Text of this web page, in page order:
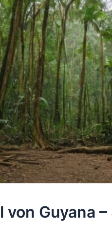
von Guyana